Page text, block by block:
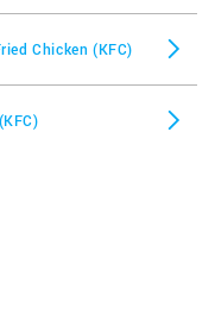
Chicken (KFC)